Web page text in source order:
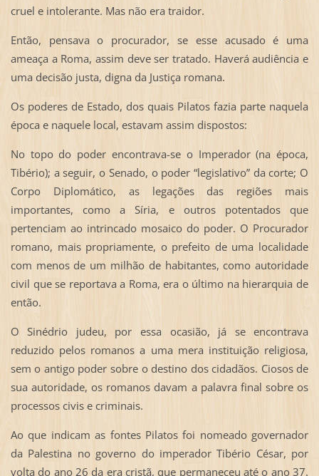
cruel e intolerante. Mas não era traidor.
Então, pensava o procurador, se esse acusado é uma
ameaça a Roma, assim deve ser tratado. Haverá audiência e
uma decisão justa, digna da Justiça romana.
Os poderes de Estado, dos quais Pilatos fazia parte naquela
época e naquele local, estavam assim dispostos:
No topo do poder encontrava-se o Imperador (na época,
Tibério); a seguir, o Senado, o poder “legislativo” da corte; O
Corpo Diplomático, as legações das regiões mais
importantes, como a Síria, e outros potentados que
pertenciam ao intrincado mosaico do poder. O Procurador
romano, mais propriamente, o prefeito de uma localidade
com menos de um milhão de habitantes, como autoridade
civil que se reportava a Roma, era o último na hierarquia de
então.
O Sinédrio judeu, por essa ocasião, já se encontrava
reduzido pelos romanos a uma mera instituição religiosa,
sem o antigo poder sobre o destino dos cidadãos. Ciosos de
sua autoridade, os romanos davam a palavra final sobre os
processos civis e criminais.
Ao que indicam as fontes Pilatos foi nomeado governador
da Palestina no governo do imperador Tibério César, por
volta do ano 26 da era cristã, que permaneceu até o ano 37.